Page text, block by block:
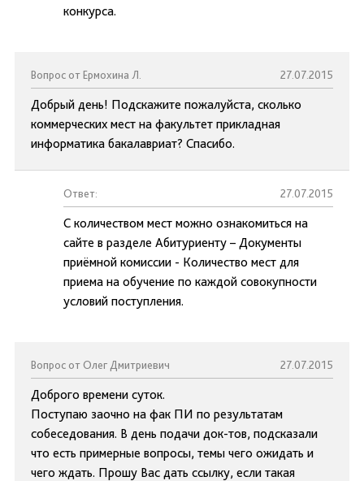
конкурса.
Вопрос от Ермохина Л. 27.07.2015
Добрый день! Подскажите пожалуйста, сколько
коммерческих мест на факультет прикладная
информатика бакалавриат? Спасибо.
Ответ: 27.07.2015
С количеством мест можно ознакомиться на
сайте в разделе Абитуриенту – Документы
приёмной комиссии - Количество мест для
приема на обучение по каждой совокупности
условий поступления.
Вопрос от Олег Дмитриевич 27.07.2015
Доброго времени суток.
Поступаю заочно на фак ПИ по результатам
собеседования. В день подачи док-тов, подсказали
что есть примерные вопросы, темы чего ожидать и
чего ждать. Прошу Вас дать ссылку, если такая